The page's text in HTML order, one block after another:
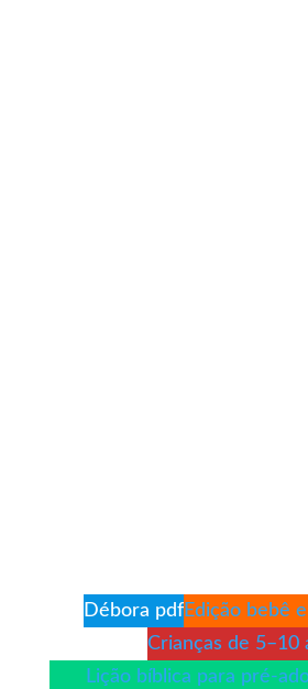
Débora pdfEdição bebê
Crianças de 5–10
Lição bíblica para pré-